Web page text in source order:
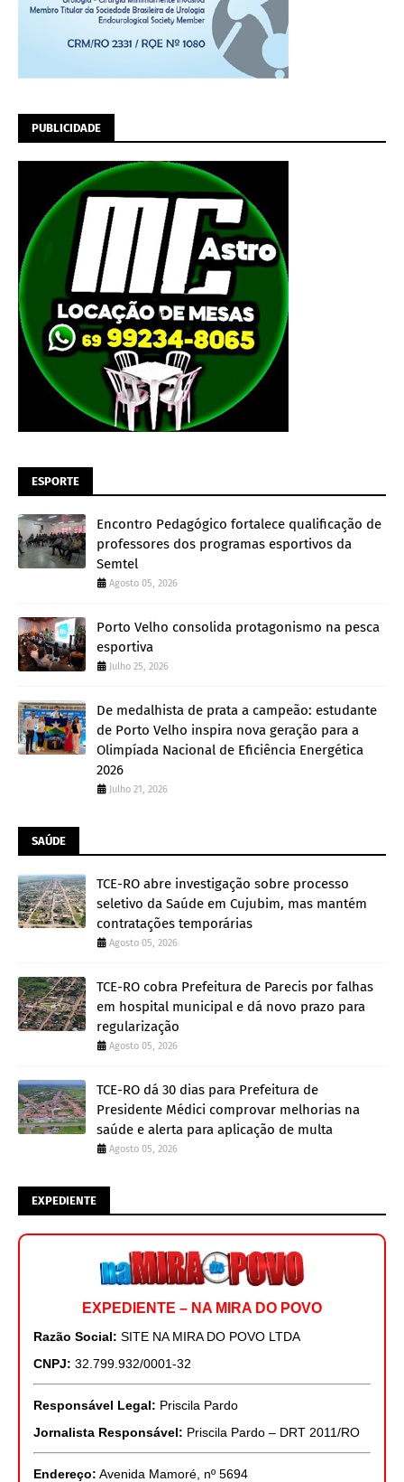
PUBLICIDADE
ESPORTE
Encontro Pedagógico fortalece qualificação de
professores dos programas esportivos da
Semtel
Agosto 05, 2026
Porto Velho consolida protagonismo na pesca
esportiva
Julho 25, 2026
De medalhista de prata a campeão: estudante
de Porto Velho inspira nova geração para a
Olimpíada Nacional de Eficiência Energética
2026
Julho 21, 2026
SAÚDE
TCE-RO abre investigação sobre processo
seletivo da Saúde em Cujubim, mas mantém
contratações temporárias
Agosto 05, 2026
TCE-RO cobra Prefeitura de Parecis por falhas
em hospital municipal e dá novo prazo para
regularização
Agosto 05, 2026
TCE-RO dá 30 dias para Prefeitura de
Presidente Médici comprovar melhorias na
saúde e alerta para aplicação de multa
Agosto 05, 2026
EXPEDIENTE
EXPEDIENTE – NA MIRA DO POVO
Razão Social: SITE NA MIRA DO POVO LTDA
CNPJ: 32.799.932/0001-32
Responsável Legal: Priscila Pardo
Jornalista Responsável: Priscila Pardo – DRT 2011/RO
Endereço: Avenida Mamoré, nº 5694